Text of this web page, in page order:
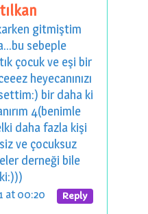
gitmiştim
sebeple
çocuk ve eşi bir
heyecanınızı
bir daha ki
4(benimle
daha fazla kişi
ve çocuksuz
derneği bile
Reply
at 00:20